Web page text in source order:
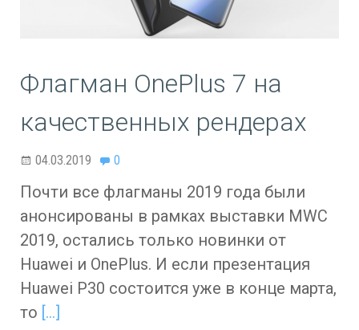
Флагман OnePlus 7 на
качественных рендерах
04.03.2019 0
Почти все флагманы 2019 года были
анонсированы в рамках выставки MWC
2019, остались только новинки от
Huawei и OnePlus. И если презентация
Huawei P30 состоится уже в конце марта,
то […]